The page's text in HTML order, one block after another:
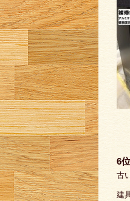
6
古
建